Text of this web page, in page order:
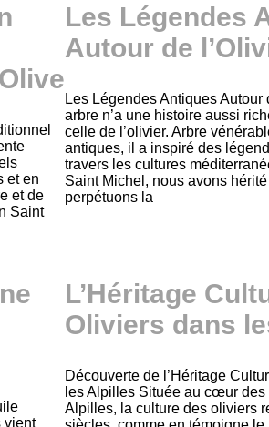
et en
et de
Saint
Les Légendes
Autour de
Les Légendes Antiques Autour
arbre n’a une histoire aussi
celle de l’olivier. Arbre
antiques, il a inspiré des
travers les cultures
Saint Michel, nous avons
perpétuons la
vient
L’Héritage
Oliviers dans
Découverte de l’Héritage
les Alpilles Située au cœur
Alpilles, la culture des oliviers